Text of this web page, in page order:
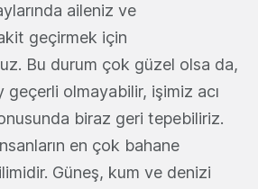
aileniz ve
geçirmek için
Bu durum çok güzel olsa da,
geçerli olmayabilir, işimiz acı
biraz geri tepebiliriz.
en çok bahane
Güneş, kum ve denizi